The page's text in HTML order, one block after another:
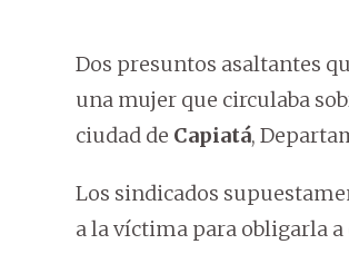
Dos presuntos asaltantes
una mujer que circulaba
ciudad de Capiatá,
Los sindicados
a la víctima para obligarla